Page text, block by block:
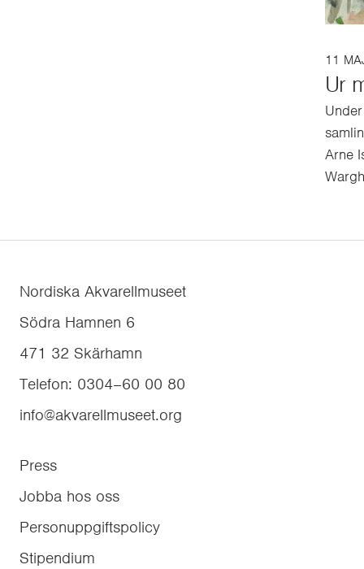
11
Ur
Arne
Nordiska Akvarellmuseet
Södra Hamnen 6
471 32 Skärhamn
Telefon: 0304–60 00 80
info@akvarellmuseet.org
Press
Jobba hos oss
Personuppgiftspolicy
Stipendium